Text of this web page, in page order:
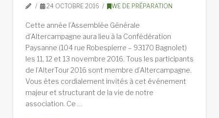
24 OCTOBRE 2016 WE DE PRÉPARATION
Cette année l’Assemblée Générale
d’Altercampagne aura lieu à la Confédération
Paysanne (104 rue Robespierre – 93170 Bagnolet)
les 11, 12 et 13 novembre 2016. Tous les participants
de l’AlterTour 2016 sont membre d’Altercampagne.
Vous êtes cordialement invités à cet événement
majeur et structurant de la vie de notre
association. Ce …